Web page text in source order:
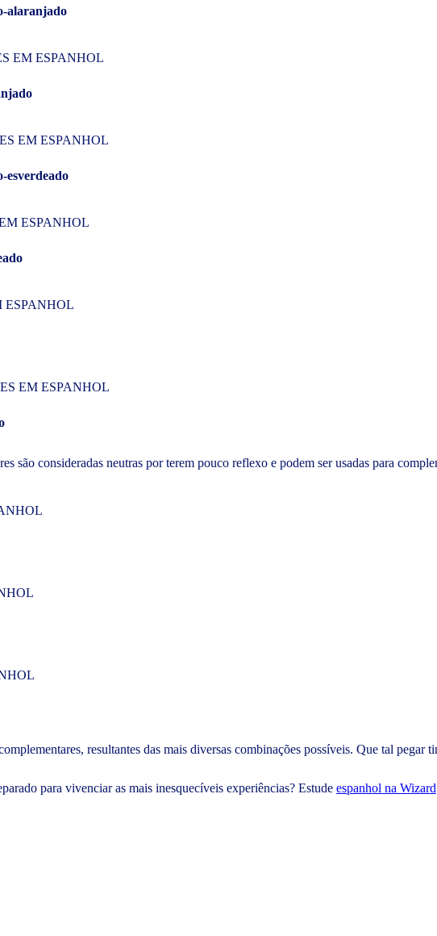
alaranjado
esverdeado
são consideradas neutras por terem pouco reflexo e podem ser usadas para
resultantes das mais diversas combinações possíveis. Que tal pegar
para vivenciar as mais inesquecíveis experiências? Estude espanhol na Wizard